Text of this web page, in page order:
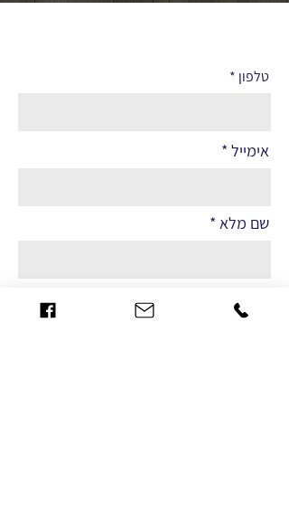
טלפון
אימייל
שם מלא